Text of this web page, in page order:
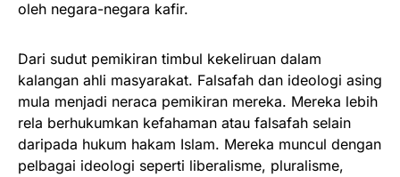
oleh negara-negara kafir.
Dari sudut pemikiran timbul kekeliruan dalam
kalangan ahli masyarakat. Falsafah dan ideologi asing
mula menjadi neraca pemikiran mereka. Mereka lebih
rela berhukumkan kefahaman atau falsafah selain
daripada hukum hakam Islam. Mereka muncul dengan
pelbagai ideologi seperti liberalisme, pluralisme,